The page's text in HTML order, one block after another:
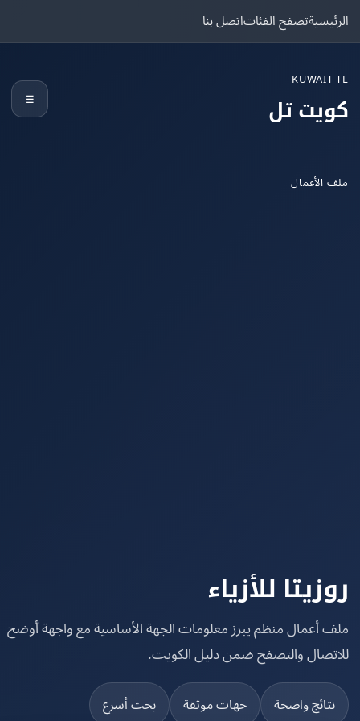
تصفح الفئاتاتصل بنا
تل
للأزياء
منظم يبرز معلومات الجهة الأساسية مع واجهة أوضح
والتصفح ضمن دليل الكويت.
واضحة جهات موثقة بحث أسرع